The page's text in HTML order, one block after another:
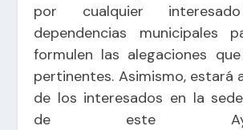
por cualquier
dependencias municipales
formulen las alegaciones
pertinentes. Asimismo, estará
de los interesados en la
de este